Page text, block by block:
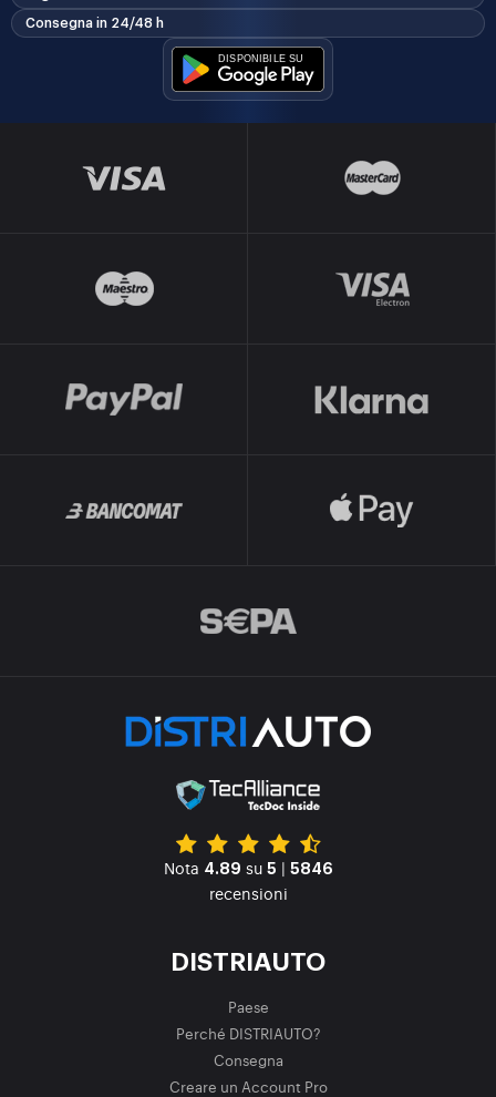
Consegna in 24/48 h
Nota 4.89 su 5 | 5846
recensioni
DISTRIAUTO
Paese
Perché DISTRIAUTO?
Consegna
Creare un Account Pro